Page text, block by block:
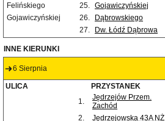
Felińskiego
25. Gojawiczyńskiej
Gojawiczyńskiej
26. Dąbrowskiego
27.
Dw. Łódź Dąbrowa
INNE KIERUNKI
6 Sierpnia
ULICA PRZYSTANEK
1.
Jędrzejów Przem.
Zachód
2. Jędrzejowska 43A NŻ